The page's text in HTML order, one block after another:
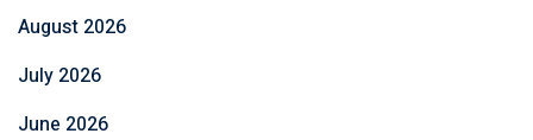
August 2026
July 2026
June 2026